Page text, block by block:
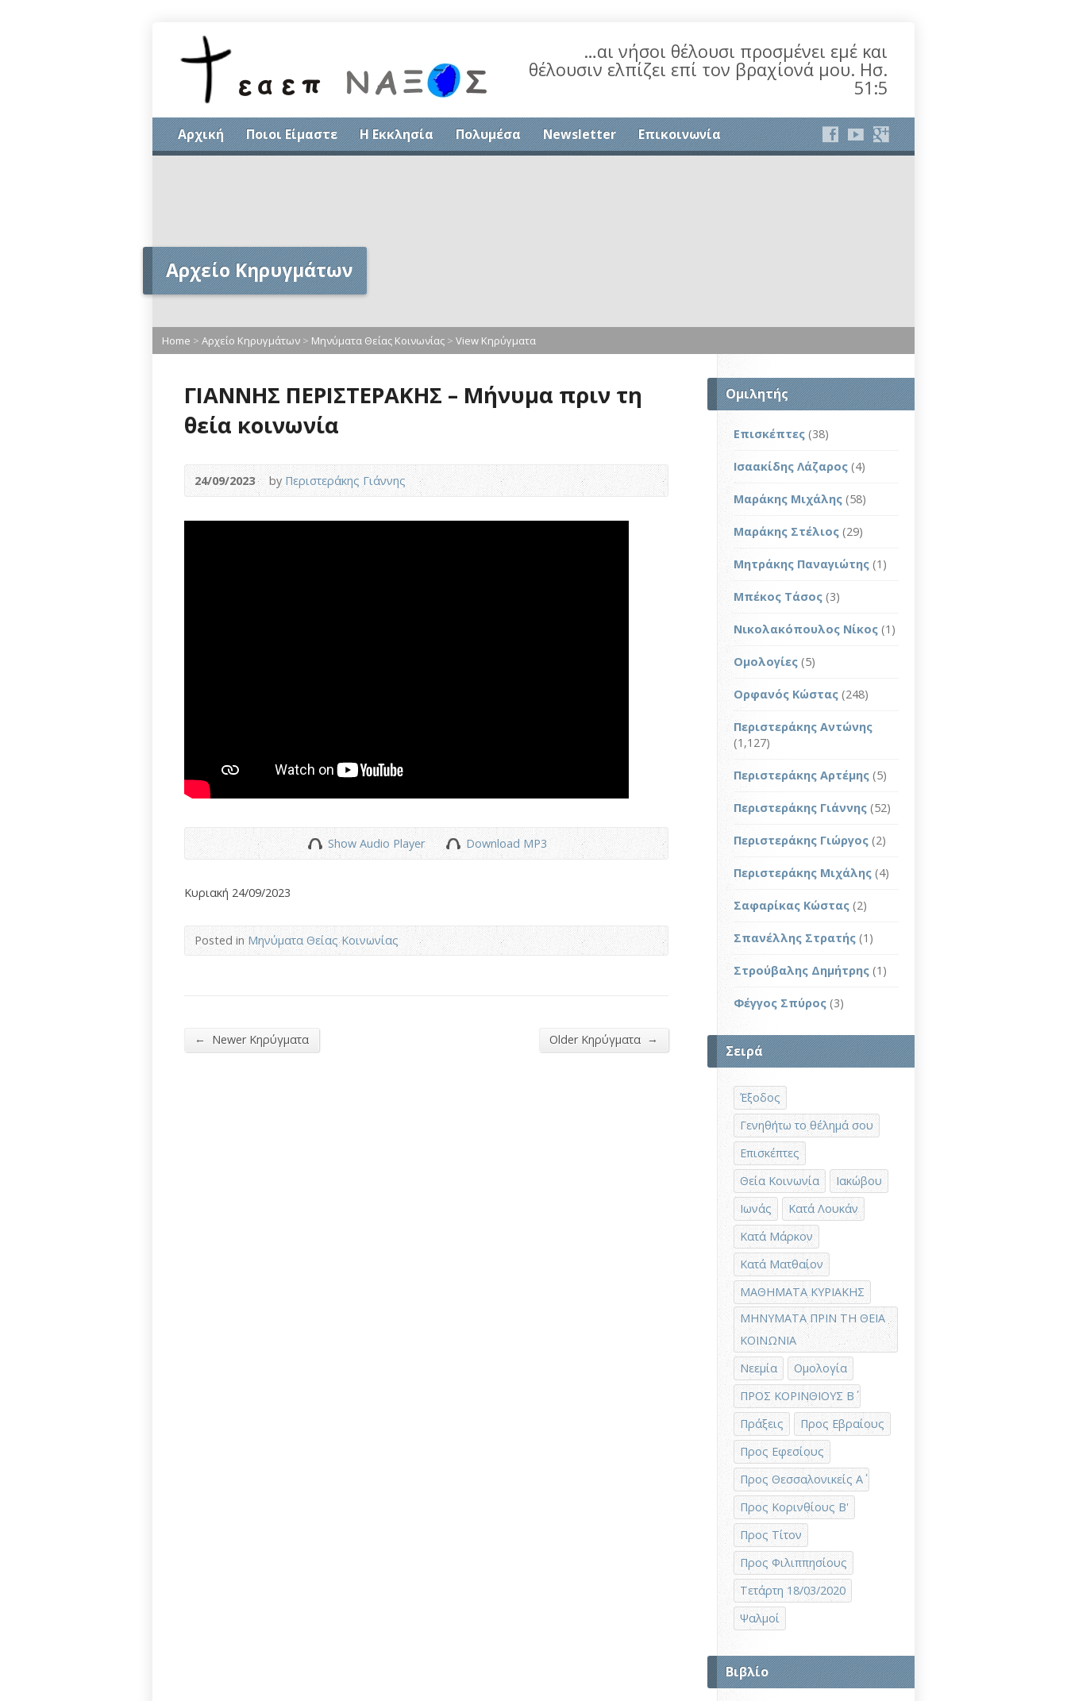
…αι νήσοι θέλουσι προσμένει εμέ και
θέλουσιν ελπίζει επί τον βραχίονά μου. Ησ.
51:5
Αρχική Ποιοι Είμαστε Η Εκκλησία Πολυμέσα Newsletter Επικοινωνία
Αρχείο Κηρυγμάτων
Home > Αρχείο Κηρυγμάτων > Μηνύματα Θείας Κοινωνίας > View Κηρύγματα
ΓΙΑΝΝΗΣ ΠΕΡΙΣΤΕΡΑΚΗΣ – Μήνυμα πριν τη
θεία κοινωνία
24/09/2023 byΠεριστεράκης Γιάννης
Show Audio Player Download MP3
Κυριακή 24/09/2023
Posted inΜηνύματα Θείας Κοινωνίας
← Newer Κηρύγματα Older Κηρύγματα →
Ομιλητής
Επισκέπτες (38)
Ισαακίδης Λάζαρος (4)
Μαράκης Μιχάλης (58)
Μαράκης Στέλιος (29)
Μητράκης Παναγιώτης (1)
Μπέκος Τάσος (3)
Νικολακόπουλος Νίκος (1)
Ομολογίες (5)
Ορφανός Κώστας (248)
Περιστεράκης Αντώνης
(1,127)
Περιστεράκης Αρτέμης (5)
Περιστεράκης Γιάννης (52)
Περιστεράκης Γιώργος (2)
Περιστεράκης Μιχάλης (4)
Σαφαρίκας Κώστας (2)
Σπανέλλης Στρατής (1)
Στρούβαλης Δημήτρης (1)
Φέγγος Σπύρος (3)
Σειρά
Έξοδος
Γενηθήτω το θέλημά σου
Επισκέπτες
Θεία Κοινωνία
Ιακώβου
Ιωνάς
Κατά Λουκάν
Κατά Μάρκον
Κατά Ματθαίον
ΜΑΘΗΜΑΤΑ ΚΥΡΙΑΚΗΣ
ΜΗΝΥΜΑΤΑ ΠΡΙΝ ΤΗ ΘΕΙΑ
ΚΟΙΝΩΝΙΑ
Νεεμία
Ομολογία
ΠΡΟΣ ΚΟΡΙΝΘΙΟΥΣ Β΄
Πράξεις
Προς Εβραίους
Προς Εφεσίους
Προς Θεσσαλονικείς Α΄
Προς Κορινθίους Β'
Προς Τίτον
Προς Φιλιππησίους
Τετάρτη 18/03/2020
Ψαλμοί
Βιβλίο